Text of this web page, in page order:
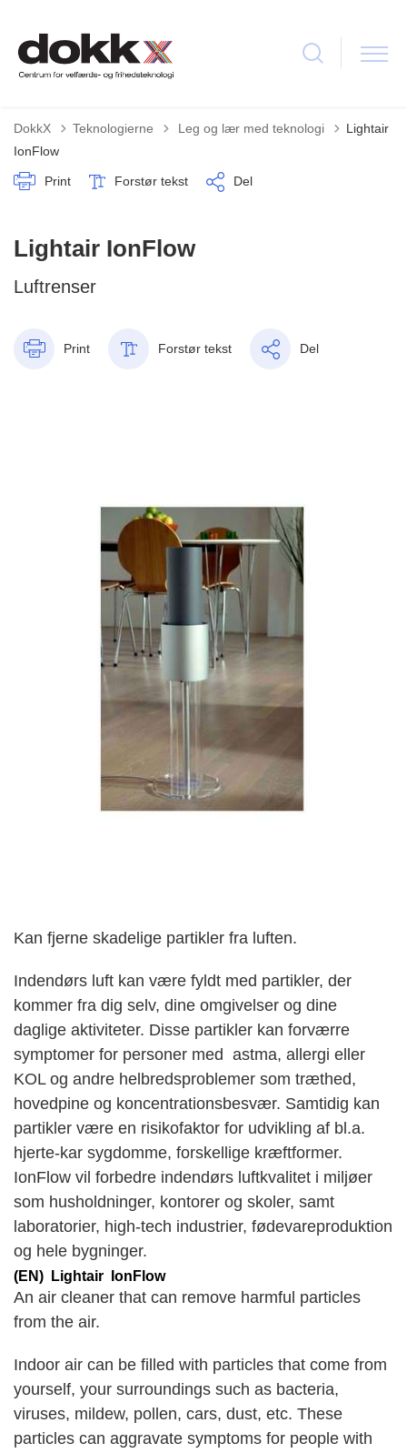
DokkX Teknologierne Tilbage til
Leg og lær med teknologi
Lightair
IonFlow
Print Forstør tekst Del
Lightair IonFlow
Luftrenser
Print Forstør tekst Del
Kan fjerne skadelige partikler fra luften.
Indendørs luft kan være fyldt med partikler, der
kommer fra dig selv, dine omgivelser og dine
daglige aktiviteter. Disse partikler kan forværre
symptomer for personer med astma, allergi eller
KOL og andre helbredsproblemer som træthed,
hovedpine og koncentrationsbesvær. Samtidig kan
partikler være en risikofaktor for udvikling af bl.a.
hjerte-kar sygdomme, forskellige kræftformer.
IonFlow vil forbedre indendørs luftkvalitet i miljøer
som husholdninger, kontorer og skoler, samt
laboratorier, high-tech industrier, fødevareproduktion
og hele bygninger.
(EN) Lightair IonFlow
An air cleaner that can remove harmful particles
from the air.
Indoor air can be filled with particles that come from
yourself, your surroundings such as bacteria,
viruses, mildew, pollen, cars, dust, etc. These
particles can aggravate symptoms for people with